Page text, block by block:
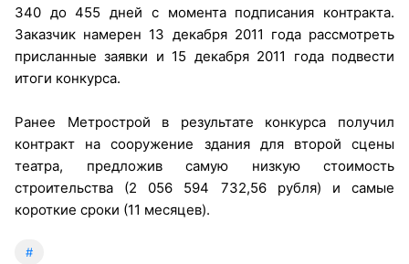
340 до 455 дней с момента подписания контракта.
Заказчик намерен 13 декабря 2011 года рассмотреть
присланные заявки и 15 декабря 2011 года подвести
итоги конкурса.
Ранее Метрострой в результате конкурса получил
контракт на сооружение здания для второй сцены
театра, предложив самую низкую стоимость
строительства (2 056 594 732,56 рубля) и самые
короткие сроки (11 месяцев).
#